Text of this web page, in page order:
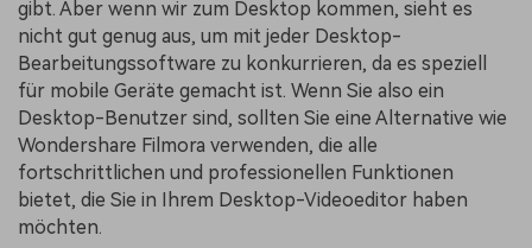
gibt. Aber wenn wir zum Desktop kommen, sieht es
nicht gut genug aus, um mit jeder Desktop-
Bearbeitungssoftware zu konkurrieren, da es speziell
für mobile Geräte gemacht ist. Wenn Sie also ein
Desktop-Benutzer sind, sollten Sie eine Alternative wie
Wondershare Filmora verwenden, die alle
fortschrittlichen und professionellen Funktionen
bietet, die Sie in Ihrem Desktop-Videoeditor haben
möchten.